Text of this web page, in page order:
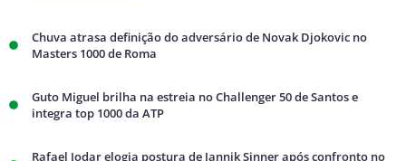
Chuva atrasa definição do adversário de Novak Djokovic no
Masters 1000 de Roma
Guto Miguel brilha na estreia no Challenger 50 de Santos e
integra top 1000 da ATP
Rafael Jodar elogia postura de Jannik Sinner após confronto no